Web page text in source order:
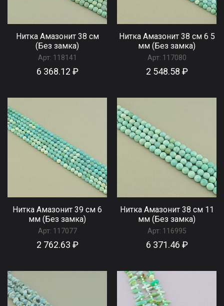
Нитка Амазонит 38 см
(Без замка)
Арт: 118141
6 368.12 ₽
Нитка Амазонит 38 см 6 5
мм (Без замка)
Арт: 117080
2 548.58 ₽
Нитка Амазонит 39 см 6
мм (Без замка)
Арт: 117077
2 762.63 ₽
Нитка Амазонит 38 см 11
мм (Без замка)
Арт: 116995
6 371.46 ₽